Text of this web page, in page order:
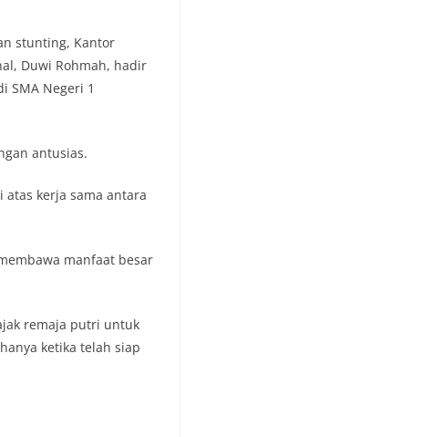
stunting, Kantor
Duwi Rohmah, hadir
SMA Negeri 1
antusias.
atas kerja sama antara
manfaat besar
remaja putri untuk
ketika telah siap